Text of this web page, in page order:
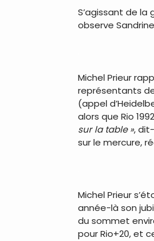
S’agissant de
observe
Michel Prieur
représentants
(appel
alors que Rio
sur la table »,
sur le mercure,
Michel Prieur
année-là son
du sommet
pour Rio+20, et